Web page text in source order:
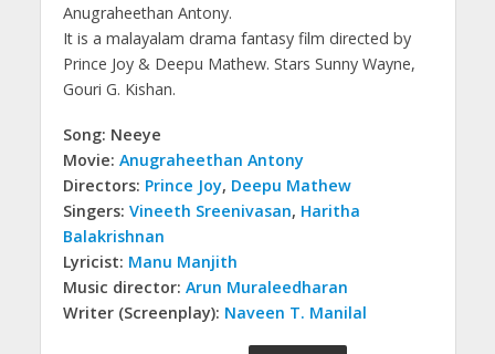
Anugraheethan Antony.
It is a malayalam drama fantasy film directed by
Prince Joy & Deepu Mathew. Stars Sunny Wayne,
Gouri G. Kishan.
Song: Neeye
Movie: Anugraheethan Antony
Directors: Prince Joy, Deepu Mathew
Singers: Vineeth Sreenivasan, Haritha
Balakrishnan
Lyricist: Manu Manjith
Music director: Arun Muraleedharan
Writer (Screenplay): Naveen T. Manilal